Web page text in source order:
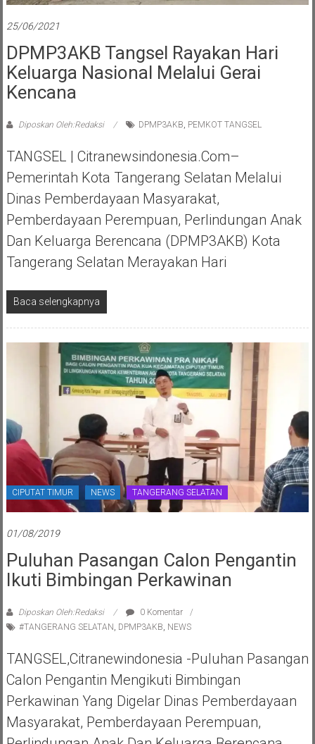
25/06/2021
DPMP3AKB Tangsel Rayakan Hari
Keluarga Nasional Melalui Gerai
Kencana
Diposkan Oleh:Redaksi DPMP3AKB, PEMKOT TANGSEL
TANGSEL | Citranewsindonesia.com–
Pemerintah Kota Tangerang Selatan Melalui
Dinas Pemberdayaan Masyarakat,
Pemberdayaan Perempuan, Perlindungan Anak
Dan Keluarga Berencana (DPMP3AKB) Kota
Tangerang Selatan Merayakan Hari
Baca selengkapnya
CIPUTAT TIMUR NEWS TANGERANG SELATAN
01/08/2019
Puluhan Pasangan Calon Pengantin
Ikuti Bimbingan Perkawinan
Diposkan Oleh:Redaksi
0 Komentar
#TANGERANG SELATAN DPMP3AKB NEWS
TANGSEL,Citranewindonesia -Puluhan Pasangan
Calon Pengantin Mengikuti Bimbingan
Perkawinan Yang Digelar Dinas Pemberdayaan
Masyarakat, Pemberdayaan Perempuan,